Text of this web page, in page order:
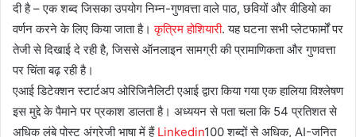
दी है – एक शब्द जिसका उपयोग निम्न-गुणवत्ता वाले पाठ, छवियों और वीडियो का
वर्णन करने के लिए किया जाता है।कृत्रिम होशियारी. यह घटना सभी प्लेटफार्मों पर
तेजी से दिखाई दे रही है, जिससे ऑनलाइन सामग्री की प्रामाणिकता और गुणवत्ता
पर चिंता बढ़ रही है।
एआई डिटेक्शन स्टार्टअप ओरिजिनैलिटी एआई द्वारा किया गया एक हालिया विश्लेषण
इस मुद्दे के पैमाने पर प्रकाश डालता है। अध्ययन से पता चला कि 54 प्रतिशत से
अधिक लंबे पोस्ट अंग्रेजी भाषा में हैं Linkedin100 शब्दों से अधिक, AI-जनित